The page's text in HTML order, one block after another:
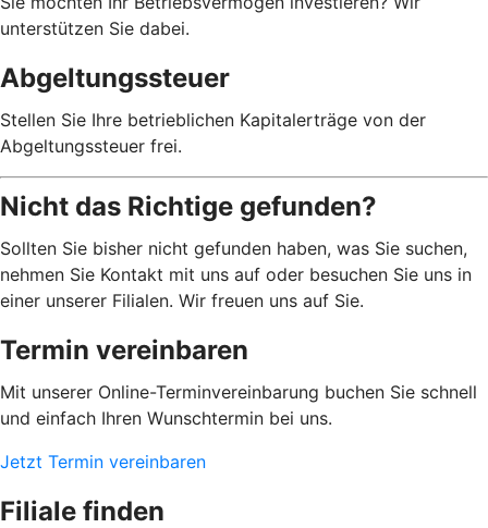
unterstützen Sie dabei.
Abgeltungssteuer
Stellen Sie Ihre betrieblichen Kapitalerträge von der
Abgeltungssteuer frei.
Nicht das Richtige gefunden?
Sollten Sie bisher nicht gefunden haben, was Sie suchen,
nehmen Sie Kontakt mit uns auf oder besuchen Sie uns in
einer unserer Filialen. Wir freuen uns auf Sie.
Termin vereinbaren
Mit unserer Online-Terminvereinbarung buchen Sie schnell
und einfach Ihren Wunschtermin bei uns.
Jetzt Termin vereinbaren
Filiale finden